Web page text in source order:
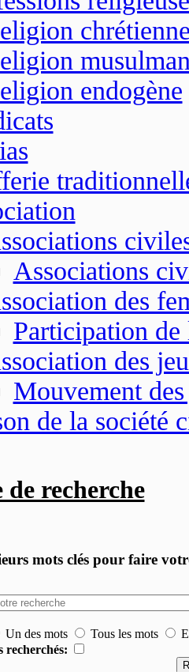
endogène
Associations
des
Participation de
des
Mouvement
de la société
recherche
mots clés pour faire
Un des mots Tous les mots
recherchés: